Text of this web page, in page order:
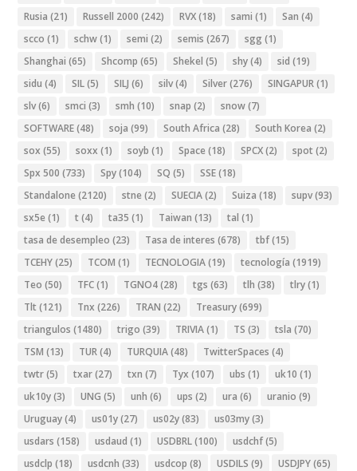
Rusia (21) Russell 2000 (242) RVX(18) sami (1) San (4)
scco (1) schw(1) semi (2) semis (267) sgg (1)
Shanghai (65) Shcomp (65) Shekel (5) shy(4) sid (19)
sidu (4) SIL(5) SILJ (6) silv(4) Silver(276) SINGAPUR(1)
slv(6) smci (3) smh (10) snap (2) snow(7)
SOFTWARE(48) soja (99) South Africa (28) South Korea (2)
sox (55) soxx (1) soyb (1) Space (18) SPCX(2) spot (2)
Spx 500 (733) Spy(104) SQ (5) SSE(18)
Standalone (2120) stne (2) SUECIA(2) Suiza (18) supv(93)
sx5e (1) t (4) ta35 (1) Taiwan (13) tal (1)
tasa de desempleo (23) Tasa de interes (678) tbf(15)
TCEHY(25) TCOM (1) TECNOLOGIA(19) tecnología (1919)
Teo (50) TFC(1) TGNO4(28) tgs (63) tlh (38) tlry(1)
Tlt (121) Tnx (226) TRAN (22) Treasury(699)
triangulos (1480) trigo (39) TRIVIA(1) TS (3) tsla (70)
TSM (13) TUR(4) TURQUIA(48) TwitterSpaces (4)
twtr(5) txar(27) txn (7) Tyx (107) ubs (1) uk10 (1)
uk10y(3) UNG (5) unh (6) ups (2) ura (6) uranio (9)
Uruguay(4) us01y(27) us02y(83) us03my(3)
usdars (158) usdaud (1) USDBRL(100) usdchf(5)
usdclp (18) usdcnh (33) usdcop (8) USDILS (9) USDJPY(65)